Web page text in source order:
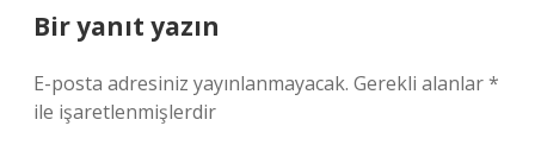
Bir yanıt yazın
E-posta adresiniz yayınlanmayacak. Gerekli alanlar*
ile işaretlenmişlerdir